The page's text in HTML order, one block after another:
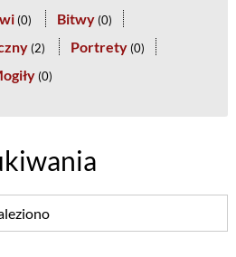
(0) Bitwy (0)
(2) Portrety (0)
(0)